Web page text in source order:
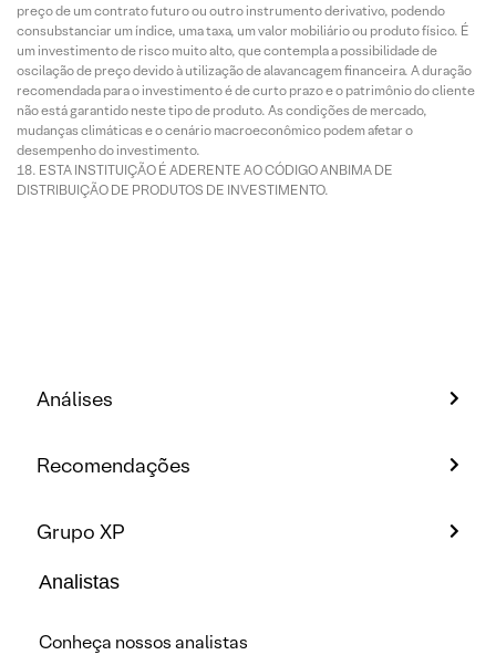
preço de um contrato futuro ou outro instrumento derivativo, podendo
consubstanciar um índice, uma taxa, um valor mobiliário ou produto físico. É
um investimento de risco muito alto, que contempla a possibilidade de
oscilação de preço devido à utilização de alavancagem financeira. A duração
recomendada para o investimento é de curto prazo e o patrimônio do cliente
não está garantido neste tipo de produto. As condições de mercado,
mudanças climáticas e o cenário macroeconômico podem afetar o
desempenho do investimento.
ESTA INSTITUIÇÃO É ADERENTE AO CÓDIGO ANBIMA DE
DISTRIBUIÇÃO DE PRODUTOS DE INVESTIMENTO.
Análises
Recomendações
Grupo XP
Analistas
Conheça nossos analistas